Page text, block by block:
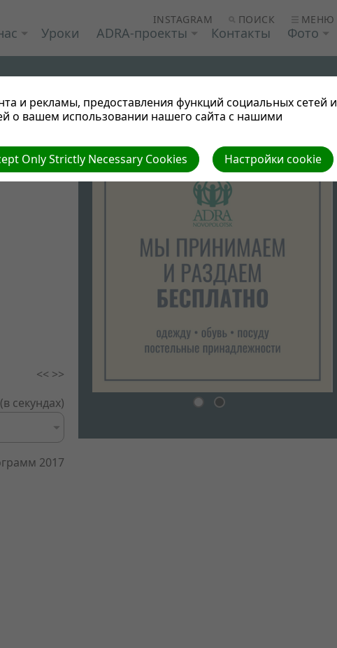
INSTAGRAM ПОИСК МЕНЮ
Уроки ADRA-проекты Контакты Фото
<< >>
секундах)
2017
и рекламы, предоставления функций социальных сетей и
о вашем использовании нашего сайта с нашими
Настройки cookie
Only Strictly Necessary Cookies